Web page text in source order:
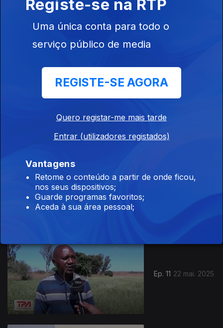
Ep. 13 05 jun. 2025
Ep. 12
Ep. 11 22 mai. 2025
Registe-se na RTP
Uma única conta para todo o
serviço público de media
REGISTE-SE AGORA
Quero registar-me mais tarde
Entrar (utilizadores registados)
Vantagens
Retome o conteúdo a partir de onde ficou,
nos seus dispositivos;
Guarde programas favoritos;
Aceda à sua área pessoal;